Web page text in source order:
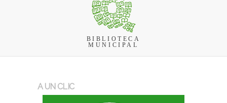
BIBLIOTECA
MUNICIPAL
A UN CLIC